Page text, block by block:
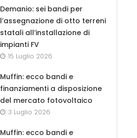
Demanio: sei bandi per
l’assegnazione di otto terreni
statali all’installazione di
impianti FV
15 Luglio 2026
Muffin: ecco bandi e
finanziamenti a disposizione
del mercato fotovoltaico
3 Luglio 2026
Muffin: ecco bandi e